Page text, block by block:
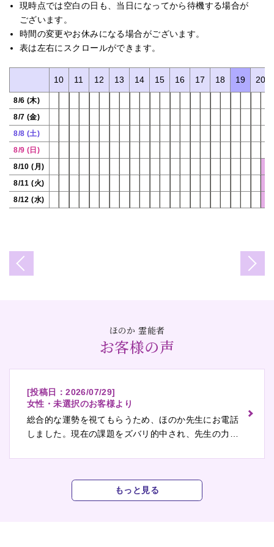
現時点では空白の日も、当日になってから待機する場合が
ございます。
時間の変更やお休みになる場合がございます。
表は左右にスクロールができます。
10 11 12 13 14 15 16 17 18 19 20
8/6 (木)
8/7 (金)
8/8 (土)
8/9 (日)
8/10 (月)
8/11 (火)
8/12 (水)
ほのか 霊能者
お客様の声
[投稿日：2026/07/29]
女性・未選択のお客様より
総合的な運勢を視てもらうため、ほのか先生にお電話
しました。現在の課題をズバリ的中され、先生の力の
るための具体的な向き合い方を提示していただけたの
もっと見る